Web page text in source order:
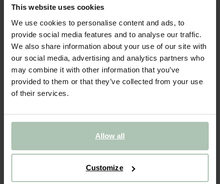
This website uses cookies
We use cookies to personalise content and ads, to
provide social media features and to analyse our traffic.
We also share information about your use of our site with
our social media, advertising and analytics partners who
may combine it with other information that you’ve
provided to them or that they’ve collected from your use
of their services.
Allow all
Customize
- 70%
Bonnet aviateur duveteux - rose
24.997.50
Taille sélectionnée: Onesize
Livraison dans: 1–2 jours ouvrés
Livraison gratuite en magasin
Livraison rapide